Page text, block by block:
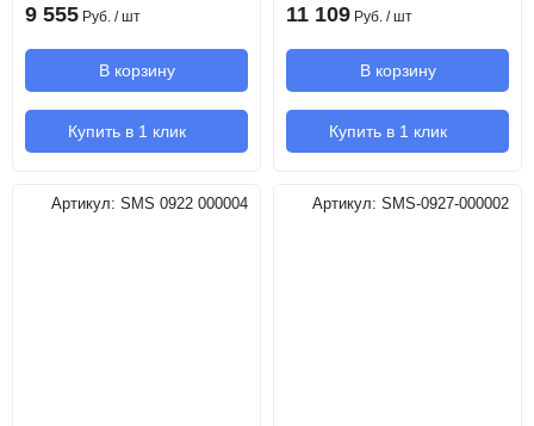
9 555 Руб. / шт
В корзину
Купить в 1 клик
11 109 Руб. / шт
В корзину
Купить в 1 клик
Артикул: SMS 0922 000004 Артикул: SMS-0927-000002